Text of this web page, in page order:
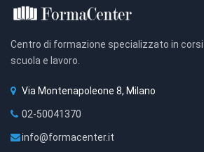
Centro di formazione specializzato in
scuola e lavoro.
Via Montenapoleone 8, Milano
02-50041370
info@formacenter.it